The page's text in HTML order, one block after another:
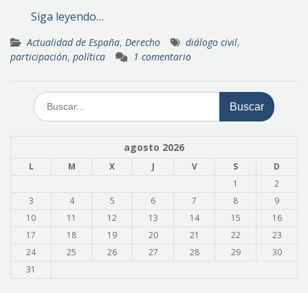
Siga leyendo…
Actualidad de España, Derecho diálogo civil,
participación, política 1 comentario
Buscar:
agosto 2026
L M X J V S
D
1
2
3
4 5 6 7 8
9
10
11 12 13 14 15
16
17
18 19 20 21 22
23
24
25 26 27 28 29
30
31